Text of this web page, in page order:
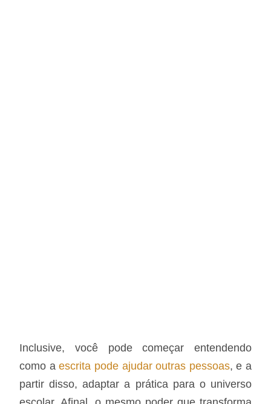
Inclusive, você pode começar entendendo
como aescrita pode ajudar outras pessoas, e a
partir disso, adaptar a prática para o universo